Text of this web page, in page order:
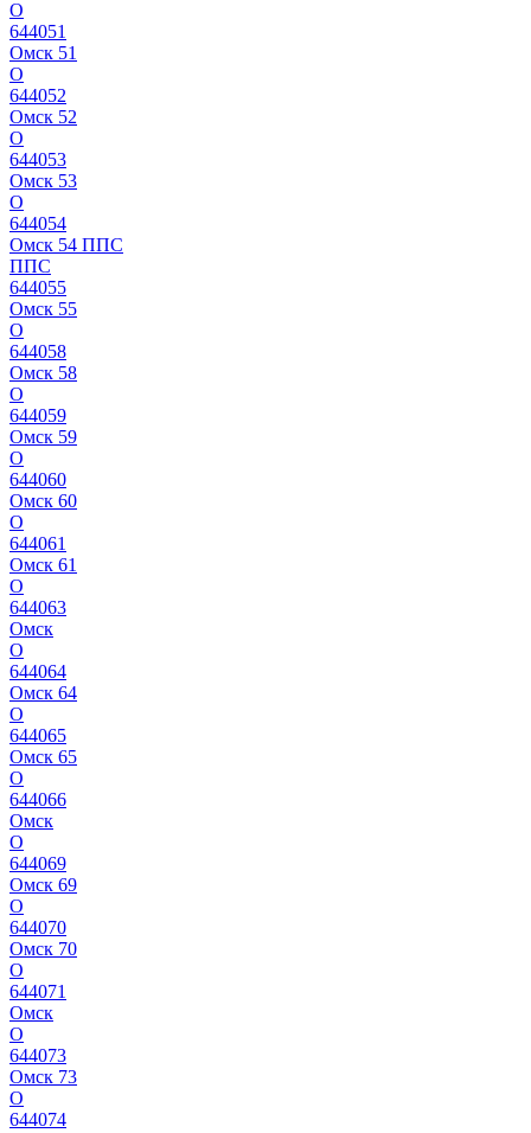
О
644051
Омск 51
О
644052
Омск 52
О
644053
Омск 53
О
644054
Омск 54 ППС
ППС
644055
Омск 55
О
644058
Омск 58
О
644059
Омск 59
О
644060
Омск 60
О
644061
Омск 61
О
644063
Омск
О
644064
Омск 64
О
644065
Омск 65
О
644066
Омск
О
644069
Омск 69
О
644070
Омск 70
О
644071
Омск
О
644073
Омск 73
О
644074